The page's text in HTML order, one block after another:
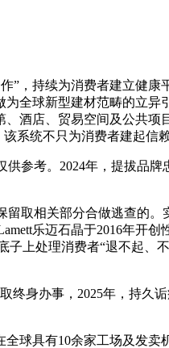
，持续为消费者建立健康
全球新型建材范畴的立异
酒店、贸易空间及公共项
系统不只为消费者建起信赖
参考。2024年，提拔品牌
取相关部分合做逃查的。
乐迈石晶于2016年开创
上处理消费者“退不起、
身办事，2025年，持久
具有10余家工场及发卖